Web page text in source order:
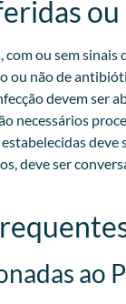
com ou sem
ou não de
devem ser
necessários
deve ser
ao